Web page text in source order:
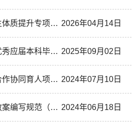
景德镇陶瓷大学大学生体质提升专项行动方案 2026年04月14日
景德镇陶瓷大学推荐优秀应届本科毕业生免试攻读研究生工作管理办法（试行） 2025年09月02日
景德镇陶瓷大学产学合作协同育人项目管理办法 2024年07月10日
景德镇陶瓷大学本科教案编写规范（试行） 2024年06月18日